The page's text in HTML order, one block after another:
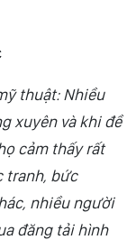
thuật: Nhiều
xuyên và khi đề
cảm thấy rất
tranh, bức
nhiều người
đăng tải hình